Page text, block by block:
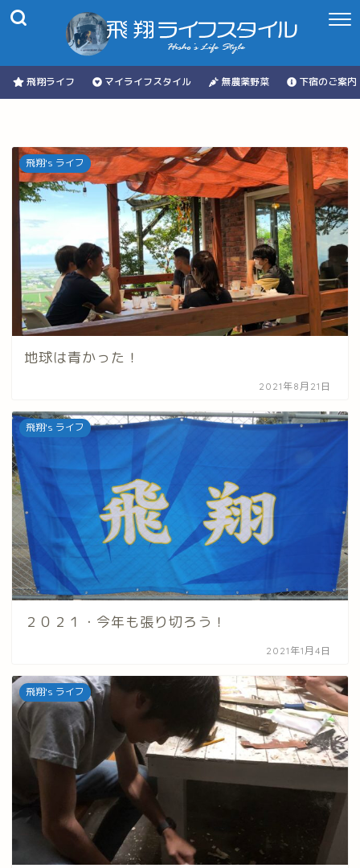
飛翔ライフ マイライフスタイル 無農薬野菜 下宿のご案内
飛翔's ライフ
地球は青かった！
2021年8月21日
飛翔's ライフ
２０２１・今年も張り切ろう！
2021年1月4日
飛翔's ライフ